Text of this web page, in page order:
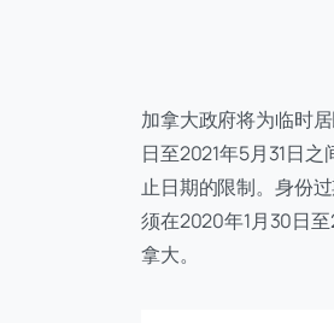
加拿大政府将为临时
日至2021年5月31日
止日期的限制。身份
须在2020年1月30日
拿大。